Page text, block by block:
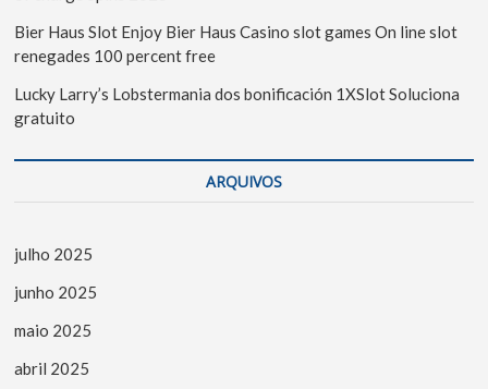
Bier Haus Slot Enjoy Bier Haus Casino slot games On line slot
renegades 100 percent free
Lucky Larry’s Lobstermania dos bonificación 1XSlot Soluciona
gratuito
ARQUIVOS
julho 2025
junho 2025
maio 2025
abril 2025